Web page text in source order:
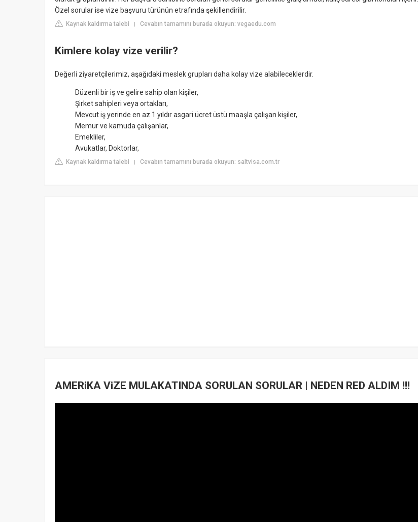
Özel sorular ise vize başvuru türünün etrafında şekillendirilir.
Kaynak kaldırma talebi | Cevabın tamamını burada okuyun: vegaedu.com
Kimlere kolay vize verilir?
Değerli ziyaretçilerimiz, aşağıdaki meslek grupları daha kolay vize alabileceklerdir.
Düzenli bir iş ve gelire sahip olan kişiler,
Şirket sahipleri veya ortakları,
Mevcut iş yerinde en az 1 yıldır asgari ücret üstü maaşla çalışan kişiler,
Memur ve kamuda çalışanlar,
Emekliler,
Avukatlar, Doktorlar,
Kaynak kaldırma talebi | Cevabın tamamını burada okuyun: saltvisa.com.tr
AMERiKA ViZE MULAKATINDA SORULAN SORULAR | NEDEN RED ALDIM !!!